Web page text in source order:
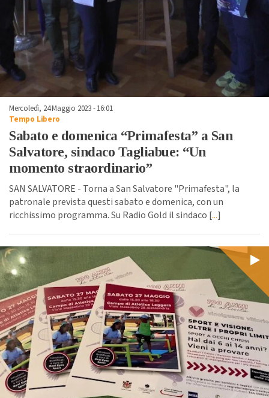
Mercoledì, 24 Maggio 2023 - 16:01
Tempo Libero
Sabato e domenica “Primafesta” a San
Salvatore, sindaco Tagliabue: “Un
momento straordinario”
SAN SALVATORE - Torna a San Salvatore "Primafesta", la
patronale prevista questi sabato e domenica, con un
ricchissimo programma. Su Radio Gold il sindaco [...]